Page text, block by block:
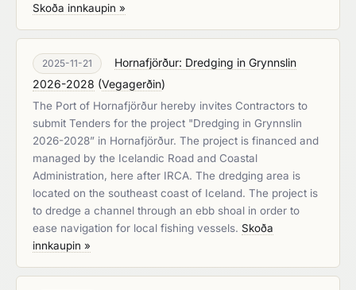
Skoða innkaupin »
2025-11-21
Hornafjörður: Dredging in Grynnslin
2026-2028 (Vegagerðin)
The Port of Hornafjörður hereby invites Contractors to
submit Tenders for the project "Dredging in Grynnslin
2026-2028” in Hornafjörður. The project is financed and
managed by the Icelandic Road and Coastal
Administration, here after IRCA. The dredging area is
located on the southeast coast of Iceland. The project is
to dredge a channel through an ebb shoal in order to
ease navigation for local fishing vessels. Skoða
innkaupin »